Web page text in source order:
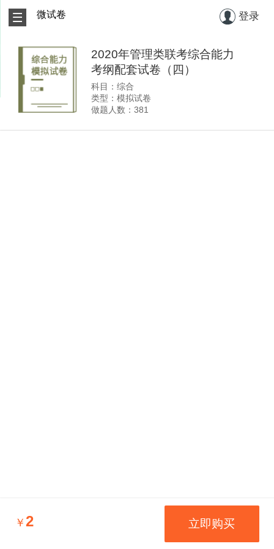
微试卷 登录
2020年管理类联考综合能力
考纲配套试卷（四）
科目：综合
类型：模拟试卷
做题人数：381
￥ 2 立即购买